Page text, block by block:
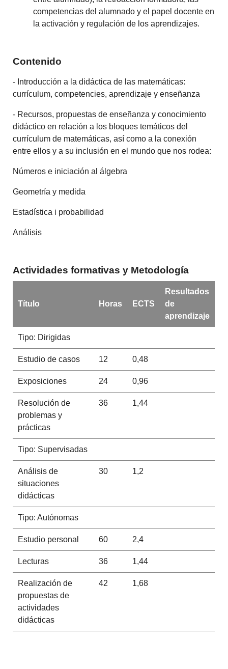
competencias del alumnado y el papel docente en
la activación y regulación de los aprendizajes.
Contenido
- Introducción a la didáctica de las matemáticas:
currículum, competencies, aprendizaje y enseñanza
- Recursos, propuestas de enseñanza y conocimiento
didáctico en relación a los bloques temáticos del
currículum de matemáticas, así como a la conexión
entre ellos y a su inclusión en el mundo que nos rodea:
Números e iniciación al álgebra
Geometría y medida
Estadística i probabilidad
Análisis
Actividades formativas y Metodología
Título Horas ECTS
Resultados
de
aprendizaje
Tipo: Dirigidas
Estudio de casos 12 0,48
Exposiciones 24 0,96
Resolución de
problemas y
prácticas
36 1,44
Tipo: Supervisadas
Análisis de
situaciones
didácticas
30 1,2
Tipo: Autónomas
Estudio personal 60 2,4
Lecturas 36 1,44
Realización de
propuestas de
actividades
didácticas
42 1,68